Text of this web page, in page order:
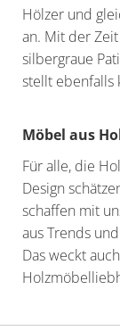
Hölzer und
an. Mit der
silbergraue
stellt ebenfalls
Möbel aus
Für alle, die
Design
schaffen mit
aus Trends
Das weckt